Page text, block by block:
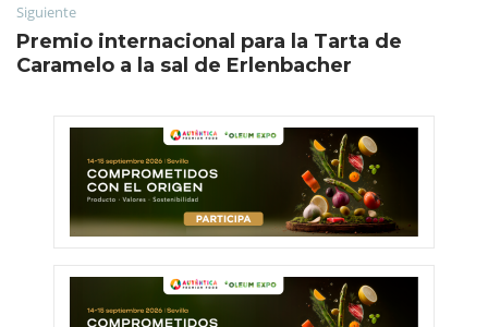
Siguiente
Premio internacional para la Tarta de
Caramelo a la sal de Erlenbacher